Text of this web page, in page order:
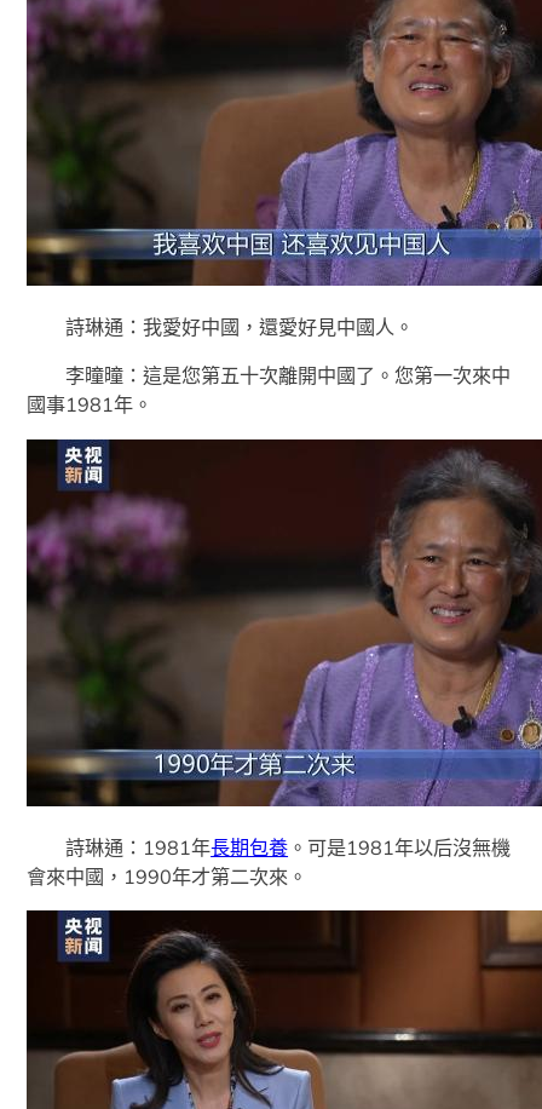
詩琳通：我愛好中國，還愛好見中國人。
李曈曈：這是您第五十次離開中國了。您第一次來中
國事1981年。
詩琳通：1981年長期包養 。可是1981年以后沒無機
會來中國，1990年才第二次來。